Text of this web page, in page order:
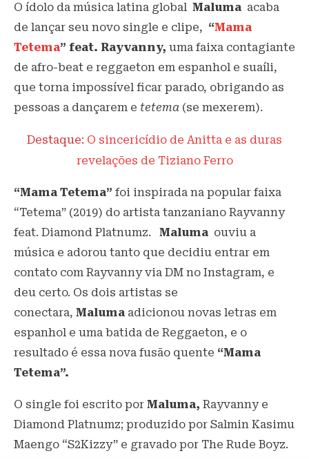
O ídolo da música latina global Maluma acaba
de lançar seu novo single e clipe, “Mama
Tetema” feat. Rayvanny, uma faixa contagiante
de afro-beat e reggaeton em espanhol e suaíli,
que torna impossível ficar parado, obrigando as
pessoas a dançarem e tetema (se mexerem).
Destaque: O sincericídio de Anitta e as duras
revelações de Tiziano Ferro
“Mama Tetema” foi inspirada na popular faixa
“Tetema” (2019) do artista tanzaniano Rayvanny
feat. Diamond Platnumz. Maluma ouviu a
música e adorou tanto que decidiu entrar em
contato com Rayvanny via DM no Instagram, e
deu certo. Os dois artistas se
conectara, Maluma adicionou novas letras em
espanhol e uma batida de Reggaeton, e o
resultado é essa nova fusão quente “Mama
Tetema”.
O single foi escrito por Maluma, Rayvanny e
Diamond Platnumz; produzido por Salmin Kasimu
Maengo “S2Kizzy” e gravado por The Rude Boyz.